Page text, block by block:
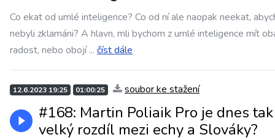
Co ekat od umlé inteligence? Co od ní ale naopak neekat,
nebyli zklamáni? A hlavn, mli bychom z umlé inteligence mít
radost, nebo obojí... číst dále
12.6.2023 19:25 01:00:25 soubor ke stažení
#168: Martin Poliaik Pro je dnes tak
velký rozdíl mezi echy a Slováky?